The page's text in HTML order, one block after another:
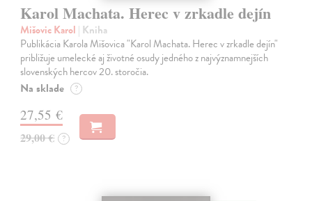
Karol Machata. Herec v zrkadle dejín
Mišovic Karol | Kniha
Publikácia Karola Mišovica "Karol Machata. Herec v zrkadle dejín"
približuje umelecké aj životné osudy jedného z najvýznamnejších
slovenských hercov 20. storočia.
Na sklade ?
27,55 €
29,00 € ?